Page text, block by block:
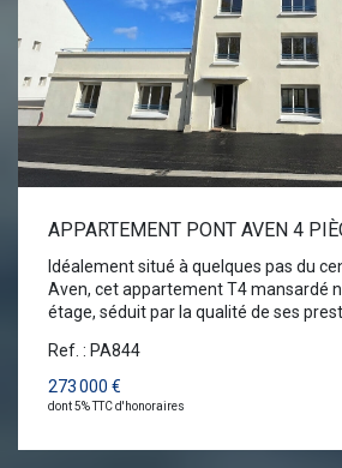
informations sur les risques auxquels
sont disponibles sur le site Géorisques :
www.georisques.gouv.fr
APPARTEMENT PONT AVEN 4
Idéalement situé à quelques pas du
Aven, cet appartement T4 mansardé
étage, séduit par la qualité de ses
d'une pièce de vie lumineuse, ouverte
cellier à aménager, permettant une
complète selon vos envies. Trois
bains avec douche à l'italienne, petite
Un WC séparé. Cet appartement est
Ref. : PA844
273 000 €
dont 5% TTC d'honoraires